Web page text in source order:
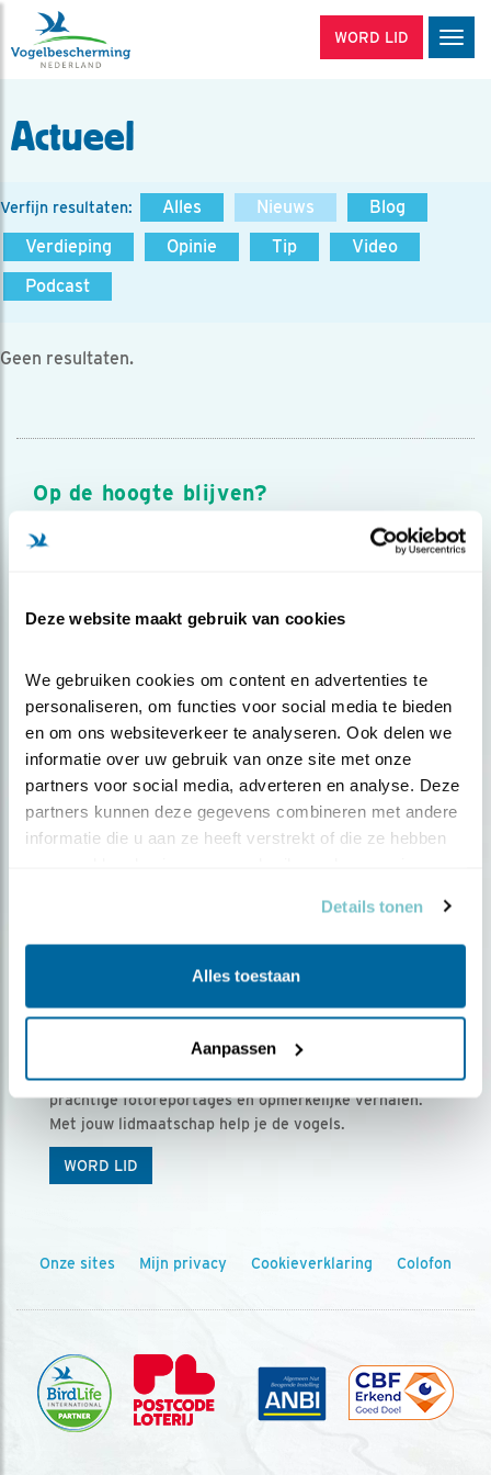
Deze website maakt gebruik van cookies
We gebruiken cookies om content en advertenties te
personaliseren, om functies voor social media te bieden
en om ons websiteverkeer te analyseren. Ook delen we
informatie over uw gebruik van onze site met onze
partners voor social media, adverteren en analyse. Deze
partners kunnen deze gegevens combineren met andere
informatie die u aan ze heeft verstrekt of die ze hebben
Details tonen
Alles toestaan
Aanpassen
WORD LID
Actueel
Verfijn resultaten: Alles Nieuws
Blog
Verdieping
Opinie Tip
Video
Podcast
Geen resultaten.
Op de hoogte blijven?
Meld je aan en ontvang nieuws, inspiratie, acties en tips
over vogels en activiteiten van Vogelbescherming.
Ontvang 5 x Vogels voor € 36,00 per jaar
Vogels is het tijdschrift voor onze leden, met
prachtige fotoreportages en opmerkelijke verhalen.
Met jouw lidmaatschap help je de vogels.
WORD LID
Onze sites Mijn privacy Cookieverklaring Colofon